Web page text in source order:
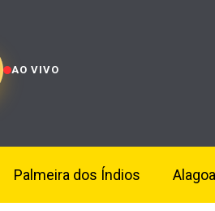
AO VIVO
Palmeira dos Índios